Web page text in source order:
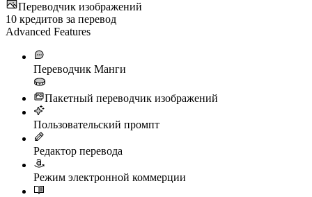
Переводчик изображений
10 кредитов за перевод
Advanced Features
Переводчик Манги
Пакетный переводчик изображений
Пользовательский промпт
Редактор перевода
Режим электронной коммерции